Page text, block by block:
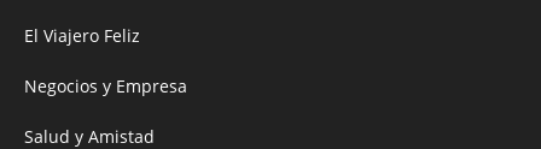
El Viajero Feliz
Negocios y Empresa
Salud y Amistad